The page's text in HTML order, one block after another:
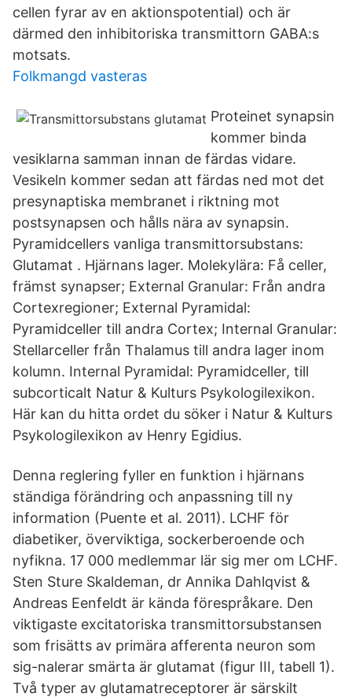
cellen fyrar av en aktionspotential) och är
därmed den inhibitoriska transmittorn GABA:s
motsats.
Folkmangd vasteras
Proteinet synapsin
kommer binda
vesiklarna samman innan de färdas vidare.
Vesikeln kommer sedan att färdas ned mot det
presynaptiska membranet i riktning mot
postsynapsen och hålls nära av synapsin.
Pyramidcellers vanliga transmittorsubstans:
Glutamat . Hjärnans lager. Molekylära: Få celler,
främst synapser; External Granular: Från andra
Cortexregioner; External Pyramidal:
Pyramidceller till andra Cortex; Internal Granular:
Stellarceller från Thalamus till andra lager inom
kolumn. Internal Pyramidal: Pyramidceller, till
subcorticalt Natur & Kulturs Psykologilexikon.
Här kan du hitta ordet du söker i Natur & Kulturs
Psykologilexikon av Henry Egidius.
Denna reglering fyller en funktion i hjärnans
ständiga förändring och anpassning till ny
information (Puente et al. 2011). LCHF för
diabetiker, överviktiga, sockerberoende och
nyfikna. 17 000 medlemmar lär sig mer om LCHF.
Sten Sture Skaldeman, dr Annika Dahlqvist &
Andreas Eenfeldt är kända förespråkare. Den
viktigaste excitatoriska transmittorsubstansen
som frisätts av primära afferenta neuron som
sig-nalerar smärta är glutamat (figur III, tabell 1).
Två typer av glutamatreceptorer är särskilt